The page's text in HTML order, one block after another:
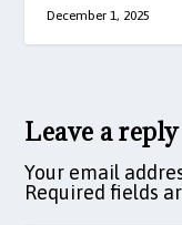
December 1, 2025
Leave a reply
Your email
Required fields